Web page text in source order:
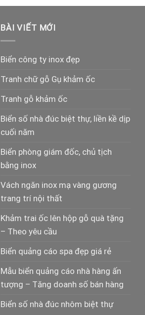
BÀI VIẾT MỚI
Biển công ty inox đẹp
Tranh chữ gỗ Gụ khảm ốc
Tranh gỗ khảm ốc
Biển số nhà đúc biệt thự, liền kề dịp
cuối năm
Biển phòng giám đốc, chủ tịch
bằng inox
Vách ngăn inox mạ vàng gương
trang trí nội thất
Khảm trai ốc lên hộp gỗ quà tặng
– Theo yêu cầu
Biển quảng cáo spa đẹp giá rẻ
Mẫu biển quảng cáo nhà hàng ấn
tượng – Tăng doanh số bán hàng
Biển số nhà đúc nhôm biệt thự